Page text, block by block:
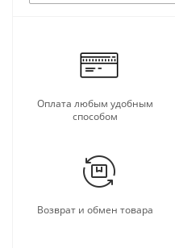
Оплата любым удобным
способом
Возврат и обмен товара